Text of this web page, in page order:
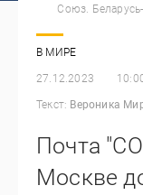
В МИРЕ
27.12.2023
Текст: Вероника
Союз.
Почта
Москве